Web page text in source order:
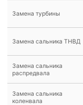
Замена турбины
Замена сальника ТНВД
Замена сальника
распредвала
Замена сальника
коленвала